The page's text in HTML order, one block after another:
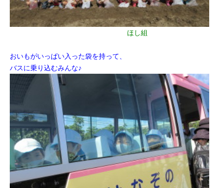
ほし組
おいもがいっぱい入った袋を持って、
バスに乗り込むみんな♪